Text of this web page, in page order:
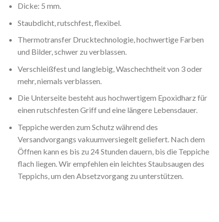
Dicke: 5 mm.
Staubdicht, rutschfest, flexibel.
Thermotransfer Drucktechnologie, hochwertige Farben
und Bilder, schwer zu verblassen.
Verschleißfest und langlebig, Waschechtheit von 3 oder
mehr, niemals verblassen.
Die Unterseite besteht aus hochwertigem Epoxidharz für
einen rutschfesten Griff und eine längere Lebensdauer.
Teppiche werden zum Schutz während des
Versandvorgangs vakuumversiegelt geliefert. Nach dem
Öffnen kann es bis zu 24 Stunden dauern, bis die Teppiche
flach liegen. Wir empfehlen ein leichtes Staubsaugen des
Teppichs, um den Absetzvorgang zu unterstützen.